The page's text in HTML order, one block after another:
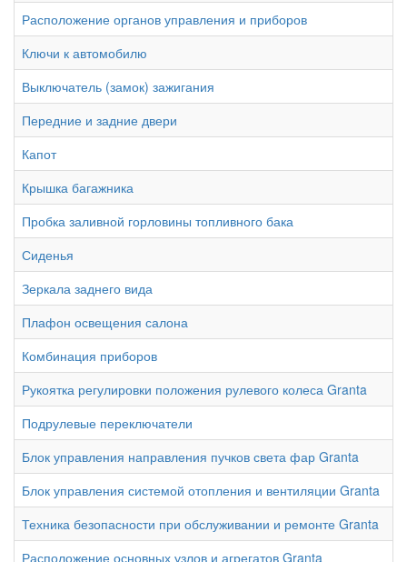
Расположение органов управления и приборов
Ключи к автомобилю
Выключатель (замок) зажигания
Передние и задние двери
Капот
Крышка багажника
Пробка заливной горловины топливного бака
Сиденья
Зеркала заднего вида
Плафон освещения салона
Комбинация приборов
Рукоятка регулировки положения рулевого колеса Granta
Подрулевые переключатели
Блок управления направления пучков света фар Granta
Блок управления системой отопления и вентиляции Granta
Техника безопасности при обслуживании и ремонте Granta
Расположение основных узлов и агрегатов Granta